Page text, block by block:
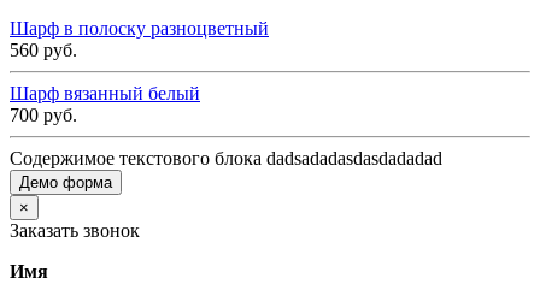
Шарф в полоску разноцветный
560 руб.
Шарф вязанный белый
700 руб.
Содержимое текстового блока dadsadadasdasdadadad
Демо форма
×
Заказать звонок
Имя